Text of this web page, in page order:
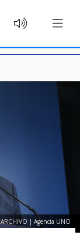
ARCHIVO | Agencia UNO